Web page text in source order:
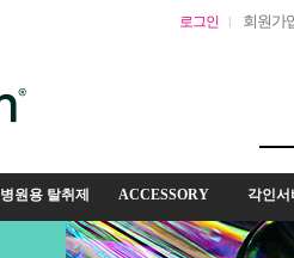
로그인 회원가
병원용 탈취제 ACCESSORY 각인서